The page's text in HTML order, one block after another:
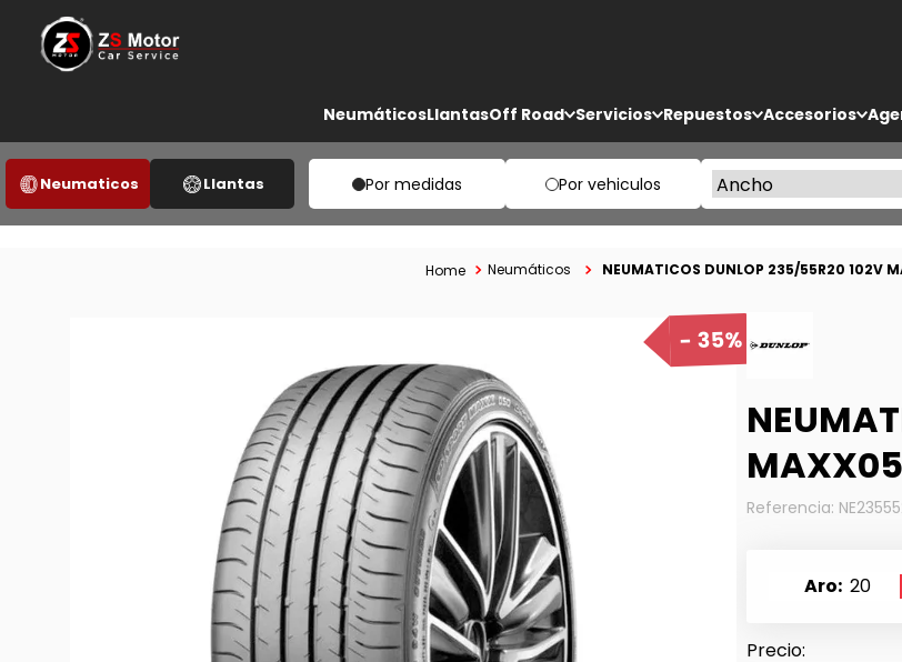
NeumáticosLlantasOff Road Servicios Repuestos Accesorios
Neumaticos Llantas Por medidas Por vehiculos
Neumáticos NEUMATICOS DUNLOP 235/55R20 102V
35%
Referencia:
Aro 20
3.
225